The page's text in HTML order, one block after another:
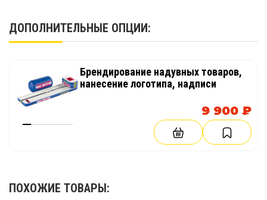
ДОПОЛНИТЕЛЬНЫЕ ОПЦИИ:
Брендирование надувных товаров,
нанесение логотипа, надписи
9 900 ₽
ПОХОЖИЕ ТОВАРЫ: